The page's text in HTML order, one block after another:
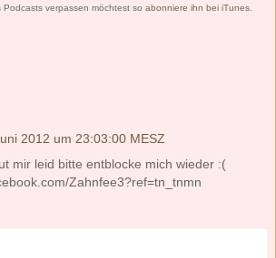
verpassen möchtest so abonniere ihn bei iTunes
2012 um 23:03:00 MESZ
mir leid bitte entblocke mich wieder :(
Zahnfee3?ref=tn_tnmn